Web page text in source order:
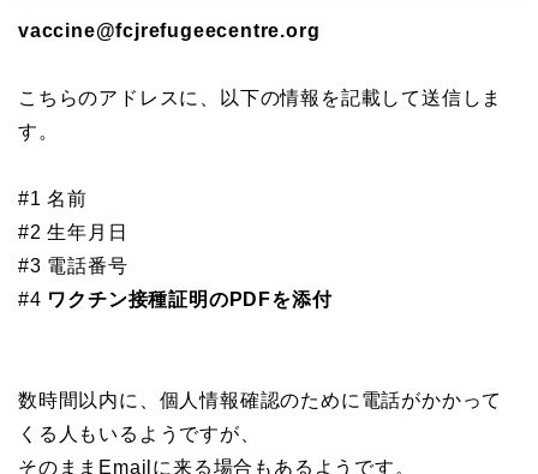
vaccine@fcjrefugeecentre.org
こちらのアドレスに、以下の情報を記載して送信しま
す。
#1 名前
#2 生年月日
#3 電話番号
#4 ワクチン接種証明のPDFを添付
数時間以内に、個人情報確認のために電話がかかって
くる人もいるようですが、
そのままEmailに来る場合もあるようです。